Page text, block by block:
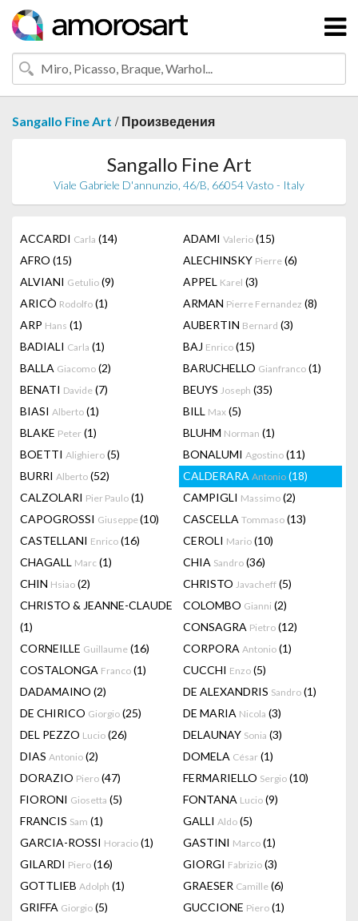
Sangallo Fine Art / Произведения
Sangallo Fine Art
Viale Gabriele D'annunzio, 46/B, 66054 Vasto - Italy
ACCARDI Carla (14) ADAMI Valerio (15)
AFRO (15) ALECHINSKY Pierre (6)
ALVIANI Getulio (9) APPEL Karel (3)
ARICÒ Rodolfo (1) ARMAN Pierre Fernandez (8)
ARP Hans (1) AUBERTIN Bernard (3)
BADIALI Carla (1) BAJ Enrico (15)
BALLA Giacomo (2) BARUCHELLO Gianfranco (1)
BENATI Davide (7) BEUYS Joseph (35)
BIASI Alberto (1) BILL Max (5)
BLAKE Peter (1) BLUHM Norman (1)
BOETTI Alighiero (5) BONALUMI Agostino (11)
BURRI Alberto (52) CALDERARA Antonio (18)
CALZOLARI Pier Paulo (1) CAMPIGLI Massimo (2)
CAPOGROSSI Giuseppe(10) CASCELLA Tommaso (13)
CASTELLANI Enrico (16) CEROLI Mario (10)
CHAGALL Marc (1) CHIA Sandro (36)
CHIN Hsiao (2) CHRISTO Javacheff (5)
CHRISTO & JEANNE-CLAUDE
(1)
COLOMBO Gianni (2)
CONSAGRA Pietro (12)
CORNEILLE Guillaume (16) CORPORA Antonio (1)
COSTALONGA Franco (1) CUCCHI Enzo (5)
DADAMAINO (2) DE ALEXANDRIS Sandro (1)
DE CHIRICO Giorgio (25) DE MARIA Nicola (3)
DEL PEZZO Lucio (26) DELAUNAY Sonia (3)
DIAS Antonio (2) DOMELA César (1)
DORAZIO Piero (47) FERMARIELLO Sergio (10)
FIORONI Giosetta (5) FONTANA Lucio (9)
FRANCIS Sam (1) GALLI Aldo (5)
GARCIA-ROSSI Horacio (1) GASTINI Marco (1)
GILARDI Piero (16) GIORGI Fabrizio (3)
GOTTLIEB Adolph (1) GRAESER Camille (6)
GRIFFA Giorgio (5) GUCCIONE Piero (1)